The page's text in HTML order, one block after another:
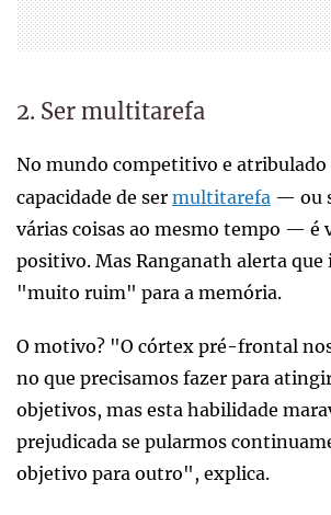
2. Ser multitarefa
No mundo competitivo e atribulado
capacidade de ser multitarefa — ou
várias coisas ao mesmo tempo — é
positivo. Mas Ranganath alerta que
"muito ruim" para a memória.
O motivo? "O córtex pré-frontal
no que precisamos fazer para
objetivos, mas esta habilidade
prejudicada se pularmos
objetivo para outro", explica.